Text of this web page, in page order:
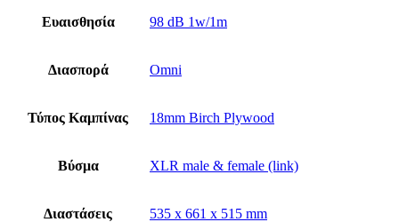
Ευαισθησία 98 dB 1w/1m
Διασπορά Omni
Τύπος Καμπίνας 18mm Birch Plywood
Βύσμα XLR male & female (link)
Διαστάσεις 535 x 661 x 515 mm